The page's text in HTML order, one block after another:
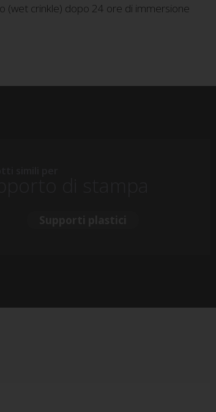
(wet crinkle) dopo 24 ore di immersione